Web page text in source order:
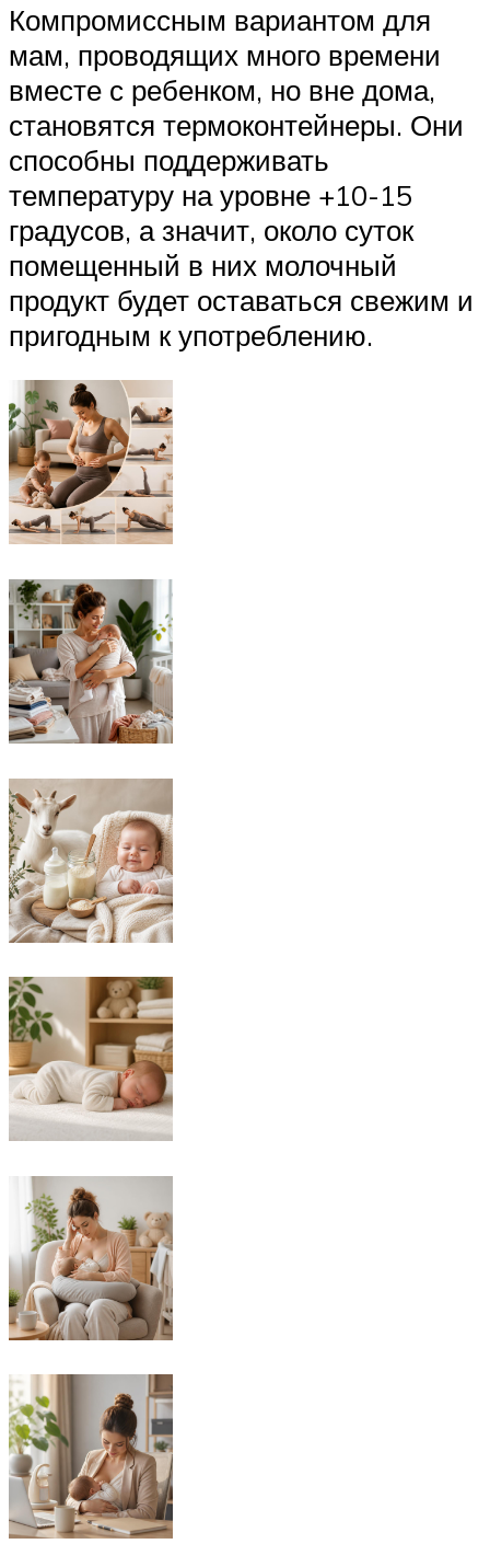
Компромиссным вариантом для
мам, проводящих много времени
вместе с ребенком, но вне дома,
становятся термоконтейнеры. Они
способны поддерживать
температуру на уровне +10-15
градусов, а значит, около суток
помещенный в них молочный
продукт будет оставаться свежим и
пригодным к употреблению.